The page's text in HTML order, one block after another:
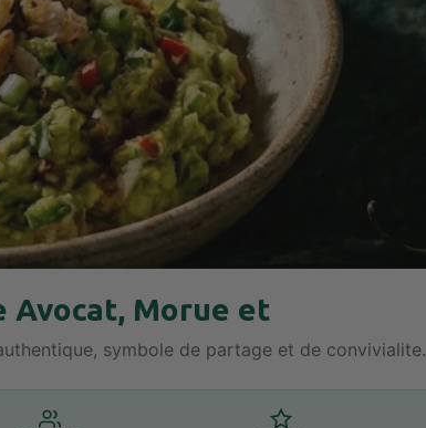
Avocat, Morue et
symbole de partage et de convivialite.